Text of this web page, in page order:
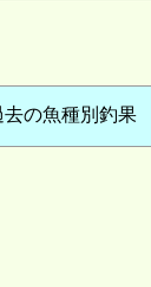
去の魚種別釣果